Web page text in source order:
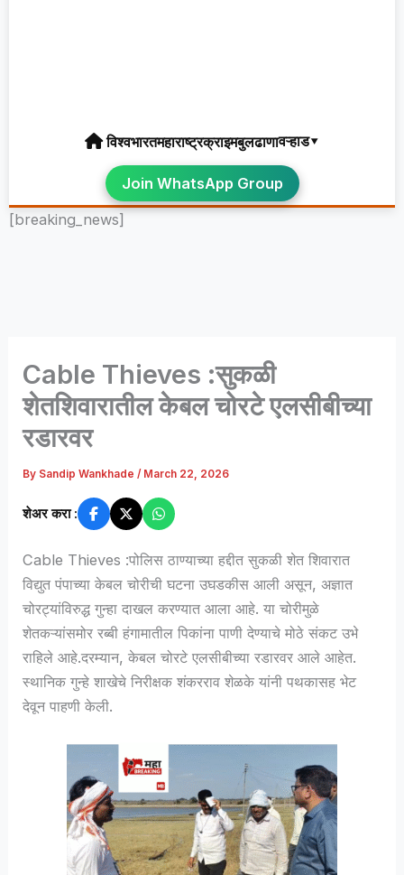
विश्वभारतमहाराष्ट्रक्राइमबुलढाणावऱ्हाड▾
Join WhatsApp Group
[breaking_news]
Cable Thieves :सुकळी
शेतशिवारातील केबल चोरटे एलसीबीच्या
रडारवर
By Sandip Wankhade/ March 22, 2026
शेअर करा :
Cable Thieves :पोलिस ठाण्याच्या हद्दीत सुकळी शेत शिवारात
विद्युत पंपाच्या केबल चोरीची घटना उघडकीस आली असून, अज्ञात
चोरट्यांविरुद्ध गुन्हा दाखल करण्यात आला आहे. या चोरीमुळे
शेतकऱ्यांसमोर रब्बी हंगामातील पिकांना पाणी देण्याचे मोठे संकट उभे
राहिले आहे.दरम्यान, केबल चोरटे एलसीबीच्या रडारवर आले आहेत.
स्थानिक गुन्हे शाखेचे निरीक्षक शंकरराव शेळके यांनी पथकासह भेट
देवून पाहणी केली.